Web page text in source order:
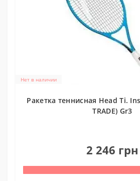
Нет в наличии
Ракетка теннисная Head Ti.
TRADE) Gr3
2 246 грн